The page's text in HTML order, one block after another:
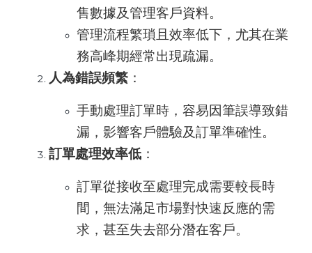
售數據及管理客戶資料。
管理流程繁瑣且效率低下，尤其在業
務高峰期經常出現疏漏。
人為錯誤頻繁 ：
手動處理訂單時，容易因筆誤導致錯
漏，影響客戶體驗及訂單準確性。
訂單處理效率低 ：
訂單從接收至處理完成需要較長時
間，無法滿足市場對快速反應的需
求，甚至失去部分潛在客戶。